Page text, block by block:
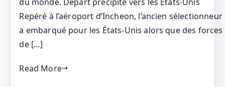
Repéré à l’aéroport d’Incheon, l’ancien sélectionneur
a embarqué pour les États‑Unis alors que des forces
de […]
Read More